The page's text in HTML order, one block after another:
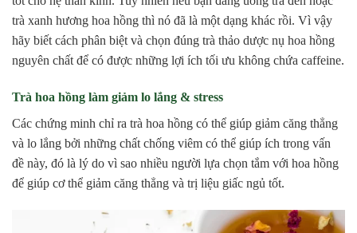
trà xanh hương hoa hồng thì nó đã là một dạng khác rồi. Vì vậy
hãy biết cách phân biệt và chọn đúng trà thảo dược nụ hoa hồng
nguyên chất để có được những lợi ích tối ưu không chứa caffeine.
Trà hoa hồng làm giảm lo lắng & stress
Các chứng minh chỉ ra trà hoa hồng có thể giúp giảm căng thẳng
và lo lắng bởi những chất chống viêm có thể giúp ích trong vấn
đề này, đó là lý do vì sao nhiều người lựa chọn tắm với hoa hồng
để giúp cơ thể giảm căng thẳng và trị liệu giấc ngủ tốt.